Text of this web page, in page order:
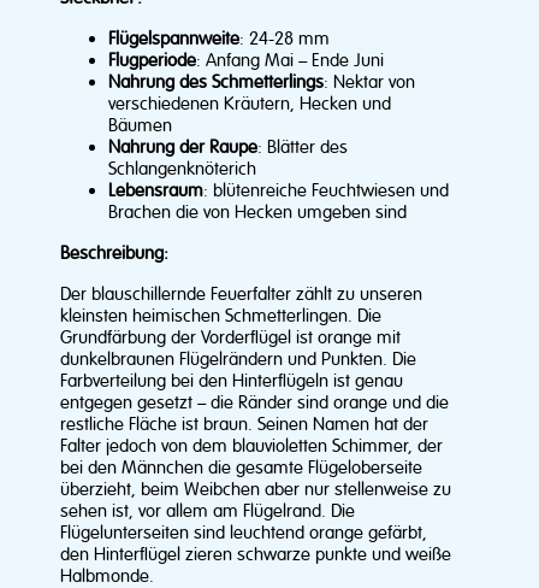
Flügelspannweite: 24-28 mm
Flugperiode: Anfang Mai – Ende Juni
Nahrung des Schmetterlings: Nektar von
verschiedenen Kräutern, Hecken und
Bäumen
Nahrung der Raupe: Blätter des
Schlangenknöterich
Lebensraum: blütenreiche Feuchtwiesen und
Brachen die von Hecken umgeben sind
Beschreibung:
Der blauschillernde Feuerfalter zählt zu unseren
kleinsten heimischen Schmetterlingen. Die
Grundfärbung der Vorderflügel ist orange mit
dunkelbraunen Flügelrändern und Punkten. Die
Farbverteilung bei den Hinterflügeln ist genau
entgegen gesetzt – die Ränder sind orange und die
restliche Fläche ist braun. Seinen Namen hat der
Falter jedoch von dem blauvioletten Schimmer, der
bei den Männchen die gesamte Flügeloberseite
überzieht, beim Weibchen aber nur stellenweise zu
sehen ist, vor allem am Flügelrand. Die
Flügelunterseiten sind leuchtend orange gefärbt,
den Hinterflügel zieren schwarze punkte und weiße
Halbmonde.